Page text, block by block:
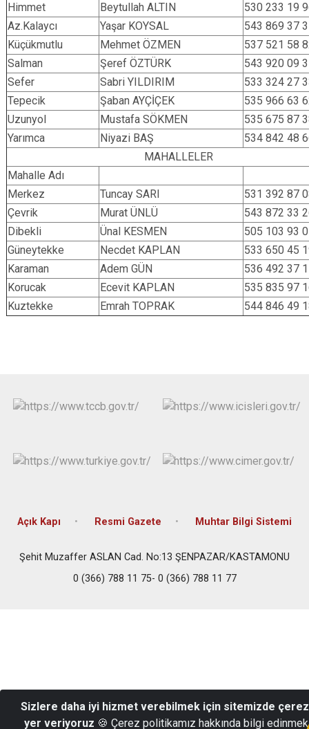
Himmet
Beytullah ALTIN
530 233 19
Az.Kalaycı
Yaşar KOYSAL
543 869 37
Küçükmutlu
Mehmet ÖZMEN
537 521 58
Salman
Şeref ÖZTÜRK
543 920 09
Sefer
Sabri YILDIRIM
533 324 27
Tepecik
Şaban AYÇİÇEK
535 966 63
Uzunyol
Mustafa SÖKMEN
535 675 87
Yarımca
Niyazi BAŞ
534 842 48
MAHALLELER
Mahalle Adı
Merkez
Tuncay SARI
531 392 87
Çevrik
Murat ÜNLÜ
543 872 33
Dibekli
Ünal KESMEN
505 103 93
Güneytekke
Necdet KAPLAN
533 650 45
Karaman
Adem GÜN
536 492 37
Korucak
Ecevit KAPLAN
535 835 97
Kuztekke
Emrah TOPRAK 544 846 49
Açık Kapı Resmi Gazete Muhtar Bilgi Sistemi
Şehit Muzaffer ASLAN Cad. No:13 ŞENPAZAR/KASTAMONU
0 (366) 788 11 75- 0 (366) 788 11 77
Sizlere daha iyi hizmet verebilmek için sitemizde
yer veriyoruz 🍪 Çerez politikamız hakkında bilgi